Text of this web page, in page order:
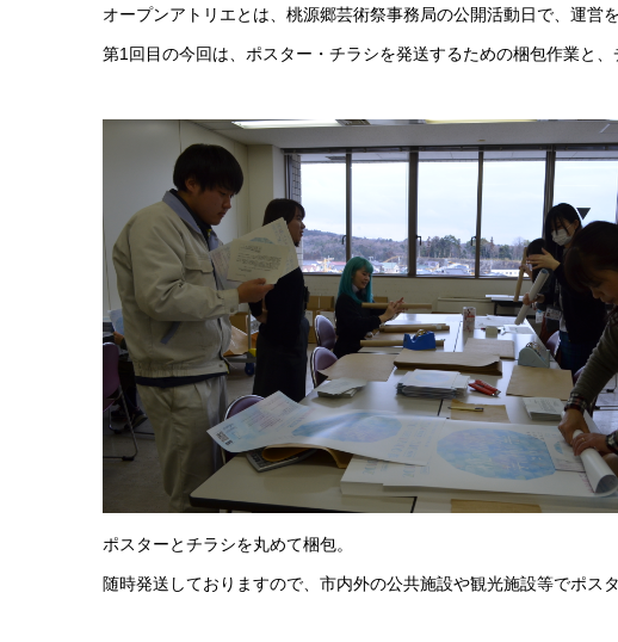
オープンアトリエとは、桃源郷芸術祭事務局の公開活動日で、運営
第1回目の今回は、ポスター・チラシを発送するための梱包作業と、
ポスターとチラシを丸めて梱包。
随時発送しておりますので、市内外の公共施設や観光施設等でポス